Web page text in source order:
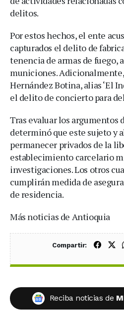
delitos.
Por estos hechos, el ente
capturados el delito de
tenencia de armas de fuego,
municiones.
Hernández Botina, alias ‘El
el delito de concierto para
Tras evaluar los argumentos
determinó que este sujeto y
permanecer privados de la
establecimiento carcelario
investigaciones. Los otros
cumplirán medida de
de residencia.
Más noticias de Antioquia
Compartir:
Reciba noticias de